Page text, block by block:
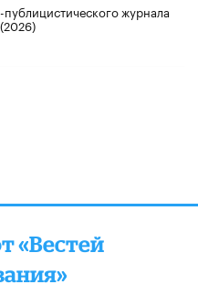
журнала
«Вестей